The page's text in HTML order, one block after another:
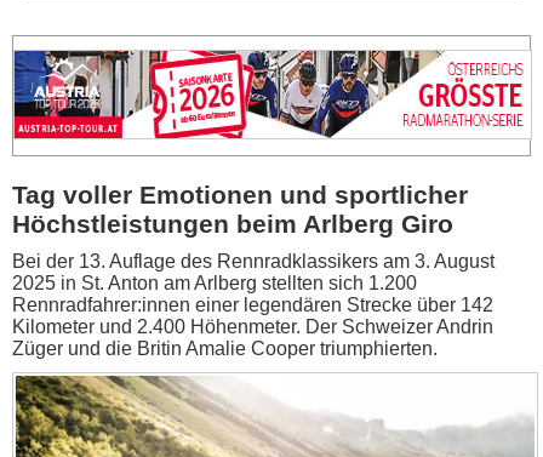
Tag voller Emotionen und sportlicher
Höchstleistungen beim Arlberg Giro
Bei der 13. Auflage des Rennradklassikers am 3. August
2025 in St. Anton am Arlberg stellten sich 1.200
Rennradfahrer:innen einer legendären Strecke über 142
Kilometer und 2.400 Höhenmeter. Der Schweizer Andrin
Züger und die Britin Amalie Cooper triumphierten.